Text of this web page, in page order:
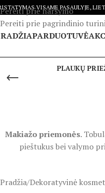
Pereiti prie naršymo
Pereiti prie pagrindinio
VISAME PASAULYJE,
PARDUOTUVĖ
PLAUKŲ
Makiažo priemonės.
pieštukus bei valymo
Pradžia/Dekoratyvinė